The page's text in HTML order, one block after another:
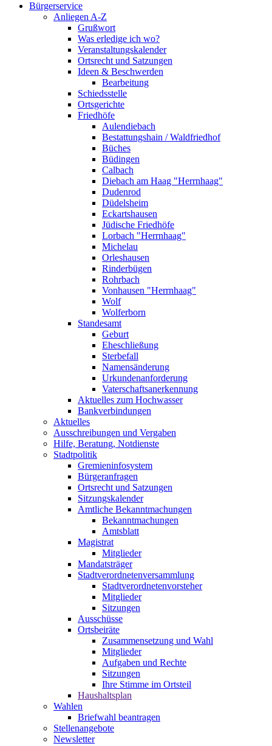
Bürgerservice
Anliegen A-Z
Grußwort
Was erledige ich wo?
Veranstaltungskalender
Ortsrecht und Satzungen
Ideen & Beschwerden
Bearbeitung
Schiedsstelle
Ortsgerichte
Friedhöfe
Aulendiebach
Bestattungshain / Waldfriedhof
Büches
Büdingen
Calbach
Diebach am Haag "Herrnhaag"
Dudenrod
Düdelsheim
Eckartshausen
Jüdische Friedhöfe
Lorbach "Herrnhaag"
Michelau
Orleshausen
Rinderbügen
Rohrbach
Vonhausen "Herrnhaag"
Wolf
Wolferborn
Standesamt
Geburt
Eheschließung
Sterbefall
Namensänderung
Urkundenanforderung
Vaterschaftsanerkennung
Aktuelles zum Hochwasser
Bankverbindungen
Aktuelles
Ausschreibungen und Vergaben
Hilfe, Beratung, Notdienste
Stadtpolitik
Gremieninfosystem
Bürgeranfragen
Ortsrecht und Satzungen
Sitzungskalender
Amtliche Bekanntmachungen
Bekanntmachungen
Amtsblatt
Magistrat
Mitglieder
Mandatsträger
Stadtverordnetenversammlung
Stadtverordnetenvorsteher
Mitglieder
Sitzungen
Ausschüsse
Ortsbeiräte
Zusammensetzung und Wahl
Mitglieder
Aufgaben und Rechte
Sitzungen
Ihre Stimme im Ortsteil
Haushaltsplan
Wahlen
Briefwahl beantragen
Stellenangebote
Newsletter